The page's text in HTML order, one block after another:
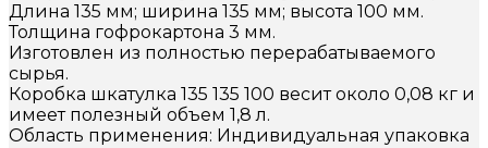
Длина 135 мм; ширина 135 мм; высота 100 мм.
Толщина гофрокартона 3 мм.
Изготовлен из полностью перерабатываемого
сырья.
Коробка шкатулка 135 135 100 весит около 0,08 кг и
имеет полезный объем 1,8 л.
Область применения: Индивидуальная упаковка